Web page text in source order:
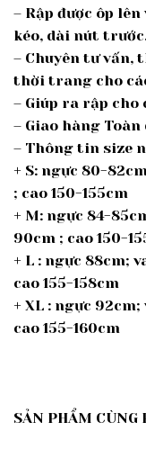
– Rập được ôp
kéo, dài nút
– Chuyên tư vấn,
thời trang cho
– Giúp ra rập cho
– Giao hàng
– Thông tin size
+ S: ngực 80-
; cao 150-155cm
+ M: ngực 84-
90cm ; cao 150-
+ L : ngực 88cm;
cao 155-158cm
+ XL : ngực
cao 155-160cm
SẢN PHẨM CÙNG